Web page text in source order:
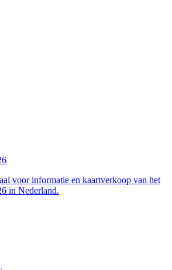
voor informatie en kaartverkoop van het
in Nederland.